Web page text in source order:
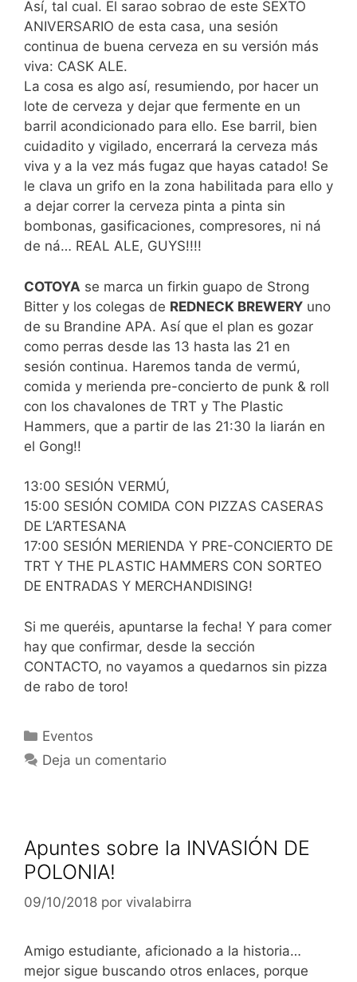
Así, tal cual. El sarao sobrao de este SEXTO
ANIVERSARIO de esta casa, una sesión
continua de buena cerveza en su versión más
viva: CASK ALE.
La cosa es algo así, resumiendo, por hacer un
lote de cerveza y dejar que fermente en un
barril acondicionado para ello. Ese barril, bien
cuidadito y vigilado, encerrará la cerveza más
viva y a la vez más fugaz que hayas catado! Se
le clava un grifo en la zona habilitada para ello y
a dejar correr la cerveza pinta a pinta sin
bombonas, gasificaciones, compresores, ni ná
de ná… REAL ALE, GUYS!!!!
COTOYA se marca un firkin guapo de Strong
Bitter y los colegas de REDNECK BREWERY uno
de su Brandine APA. Así que el plan es gozar
como perras desde las 13 hasta las 21 en
sesión continua. Haremos tanda de vermú,
comida y merienda pre-concierto de punk & roll
con los chavalones de TRT y The Plastic
Hammers, que a partir de las 21:30 la liarán en
el Gong!!
13:00 SESIÓN VERMÚ,
15:00 SESIÓN COMIDA CON PIZZAS CASERAS
DE L’ARTESANA
17:00 SESIÓN MERIENDA Y PRE-CONCIERTO DE
TRT Y THE PLASTIC HAMMERS CON SORTEO
DE ENTRADAS Y MERCHANDISING!
Si me queréis, apuntarse la fecha! Y para comer
hay que confirmar, desde la sección
CONTACTO, no vayamos a quedarnos sin pizza
de rabo de toro!
Categorías
Eventos
Deja un comentario
Apuntes sobre la INVASIÓN DE
POLONIA!
09/10/2018 por vivalabirra
Amigo estudiante, aficionado a la historia…
mejor sigue buscando otros enlaces, porque